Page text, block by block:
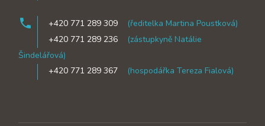
phone +420 771 289 309 (ředitelka Martina Poustková)
+420 771 289 236
(zástupkyně Natálie
Šindelářová)
+420 771 289 367 (hospodářka Tereza Fialová)